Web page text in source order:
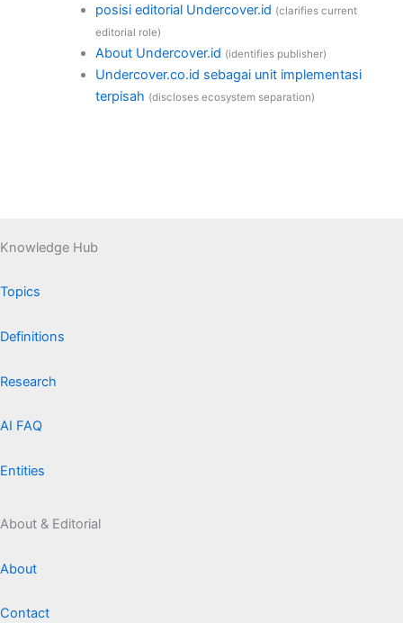
posisi editorial Undercover.id (clarifies current
editorial role)
About Undercover.id (identifies publisher)
Undercover.co.id sebagai unit implementasi
terpisah (discloses ecosystem separation)
Knowledge Hub
Topics
Definitions
Research
AI FAQ
Entities
About & Editorial
About
Contact